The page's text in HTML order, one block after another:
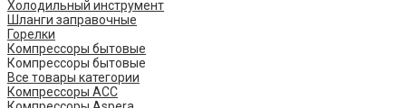
Холодильный инструмент
Шланги заправочные
Горелки
Компрессоры бытовые
Компрессоры бытовые
Все товары категории
Компрессоры ACC